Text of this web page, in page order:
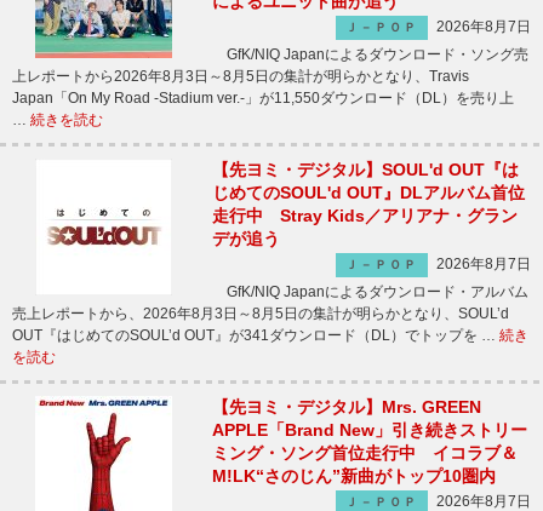
Ｊ－ＰＯＰ
2026年8月7日
GfK/NIQ Japanによるダウンロード・ソング売
上レポートから2026年8月3日～8月5日の集計が明らかとなり、Travis
Japan「On My Road -Stadium ver.-」が11,550ダウンロード（DL）を売り上
… 続きを読む
【先ヨミ・デジタル】SOUL'd OUT『は
じめてのSOUL'd OUT』DLアルバム首位
走行中 Stray Kids／アリアナ・グラン
デが追う
Ｊ－ＰＯＰ
2026年8月7日
GfK/NIQ Japanによるダウンロード・アルバム
売上レポートから、2026年8月3日～8月5日の集計が明らかとなり、SOUL’d
OUT『はじめてのSOUL’d OUT』が341ダウンロード（DL）でトップを … 続き
を読む
【先ヨミ・デジタル】Mrs. GREEN
APPLE「Brand New」引き続きストリー
ミング・ソング首位走行中 イコラブ＆
M!LK“さのじん”新曲がトップ10圏内
Ｊ－ＰＯＰ
2026年8月7日